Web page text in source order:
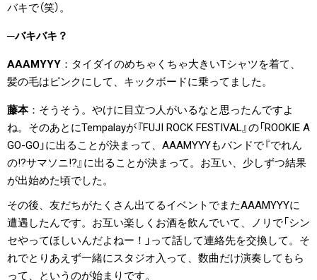
バキで（笑）。
バキバキ？
AAAMYYY
タイダイのめちゃくちゃ大きいTシャツを着て、
髪の毛はピンクにして、キックボードに乗ってました。
藤本
そうそう。やけに目立つ人がいるなと思ったんですよ
ね。そのあとにTempalayが『FUJI ROCK FESTIVAL』の「ROOKIE A
GO-GO」に出ることが決まって、AAAMYYYもバンドで『でれん
の!?サマソニ!?』に出ることが決まって。お互い、少しずつ結果
が出始めた頃でした。
その後、友だちがたくさん出てるイベントでまたAAAMYYYに
遭遇したんです。お互い楽しくお酒を飲んでいて、ノリで「シン
セやってほしいんだよねー！」って話して連絡先を交換して。そ
れでとりあえず一緒にスタジオ入って、数曲だけ演奏してもら
って、というのが始まりです。